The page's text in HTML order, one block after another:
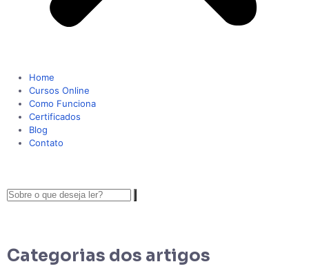
Home
Cursos Online
Como Funciona
Certificados
Blog
Contato
Categorias dos artigos